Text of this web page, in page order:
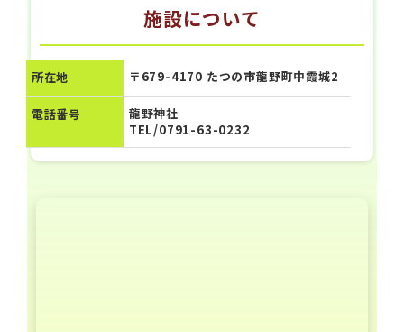
施設について
所在地 〒679-4170 たつの市龍野町中霞城2
電話番号
龍野神社
TEL/0791-63-0232